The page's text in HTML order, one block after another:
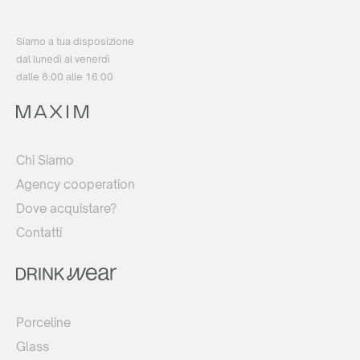
Siamo a tua disposizione
dal lunedì al venerdì
dalle 8:00 alle 16:00
Chi Siamo
Agency cooperation
Dove acquistare?
Contatti
Porceline
Glass